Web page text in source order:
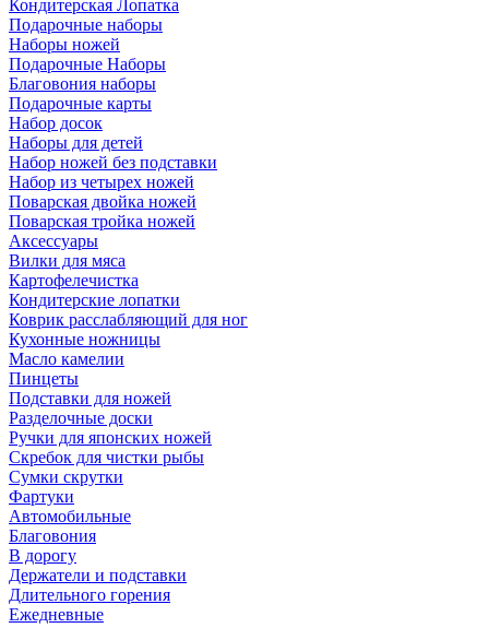
Кондитерская Лопатка
Подарочные наборы
Наборы ножей
Подарочные Наборы
Благовония наборы
Подарочные карты
Набор досок
Наборы для детей
Набор ножей без подставки
Набор из четырех ножей
Поварская двойка ножей
Поварская тройка ножей
Аксессуары
Вилки для мяса
Картофелечистка
Кондитерские лопатки
Коврик расслабляющий для ног
Кухонные ножницы
Масло камелии
Пинцеты
Подставки для ножей
Разделочные доски
Ручки для японских ножей
Скребок для чистки рыбы
Сумки скрутки
Фартуки
Автомобильные
Благовония
В дорогу
Держатели и подставки
Длительного горения
Ежедневные